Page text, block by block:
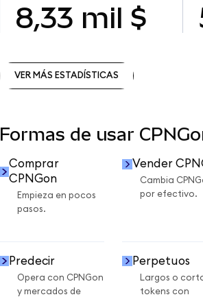
8,33 mil $
VER MÁS ESTADÍSTICAS
Formas de usar
Comprar
CPNGon
Empieza en pocos
pasos.
Vender
Cambia
por efectivo.
Predecir
Opera con CPNGon
y mercados de
Perpetuos
Largos o
tokens con